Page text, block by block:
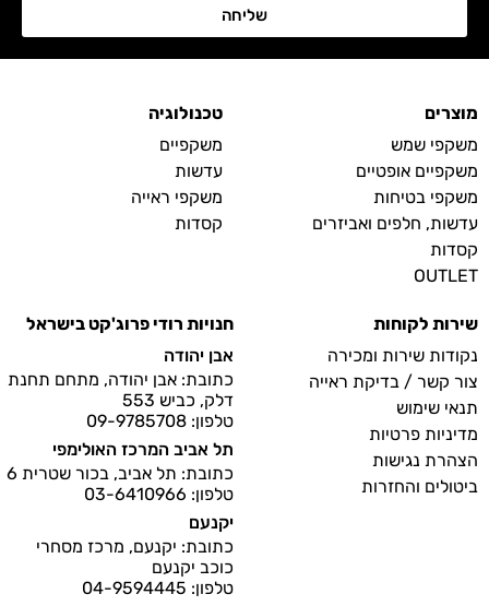
שליחה
מוצרים
משקפי שמש
משקפיים אופטיים
משקפי בטיחות
עדשות, חלפים ואביזרים
קסדות
OUTLET
טכנולוגיה
משקפיים
עדשות
משקפי ראייה
קסדות
שירות לקוחות
נקודות שירות ומכירה
צור קשר / בדיקת ראייה
תנאי שימוש
מדיניות פרטיות
הצהרת נגישות
ביטולים והחזרות
חנויות רודי פרוג'קט בישראל
אבן יהודה
כתובת: אבן יהודה, מתחם תחנת
דלק, כביש 553
טלפון: 09-9785708
תל אביב המרכז האולימפי
כתובת: תל אביב, בכור שטרית 6
טלפון: 03-6410966
יקנעם
כתובת: יקנעם, מרכז מסחרי
כוכב יקנעם
טלפון: 04-9594445